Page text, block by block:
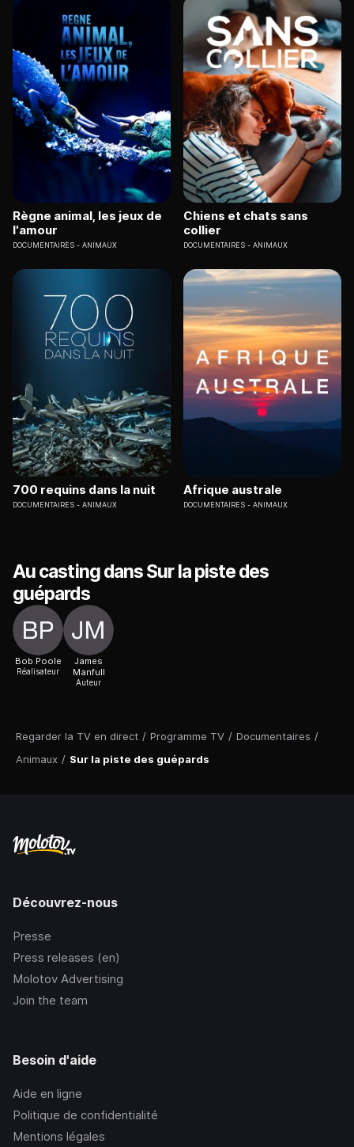
Regarder la TV en direct / Programme TV / Documentaires /
Animaux / Sur la piste des guépards
Règne animal, les jeux de
l'amour
DOCUMENTAIRES ANIMAUX
Chiens et chats sans
collier
DOCUMENTAIRES ANIMAUX
700 requins dans la nuit
DOCUMENTAIRES ANIMAUX
Afrique australe
DOCUMENTAIRES ANIMAUX
Au casting dans Sur la piste des
guépards
Bob Poole
Réalisateur
James
Manfull
Auteur
Découvrez-nous
Presse
Press releases (en)
Molotov Advertising
Join the team
Besoin d'aide
Aide en ligne
Politique de confidentialité
Mentions légales